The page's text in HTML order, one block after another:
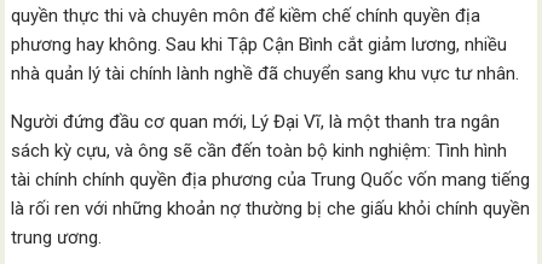
quyền thực thi và chuyên môn để kiềm chế chính quyền địa
phương hay không. Sau khi Tập Cận Bình cắt giảm lương, nhiều
nhà quản lý tài chính lành nghề đã chuyển sang khu vực tư nhân.
Người đứng đầu cơ quan mới, Lý Đại Vĩ, là một thanh tra ngân
sách kỳ cựu, và ông sẽ cần đến toàn bộ kinh nghiệm: Tình hình
tài chính chính quyền địa phương của Trung Quốc vốn mang tiếng
là rối ren với những khoản nợ thường bị che giấu khỏi chính quyền
trung ương.